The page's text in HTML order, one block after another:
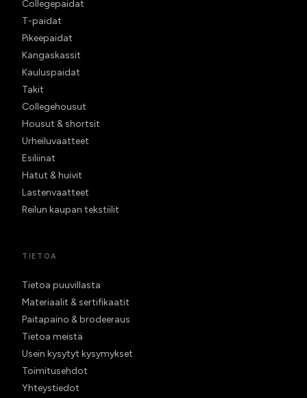
Collegepaidat
T-paidat
Pikeepaidat
Kangaskassit
Kauluspaidat
Takit
Collegehousut
Housut & shortsit
Urheiluvaatteet
Esiliinat
Hatut & huivit
Lastenvaatteet
Reilun kaupan tekstiilit
TIETOA
Tietoa puuvillasta
Materiaalit & sertifikaatit
Paitapaino & brodeeraus
Tietoa meistä
Usein kysytyt kysymykset
Toimitusehdot
Yhteystiedot